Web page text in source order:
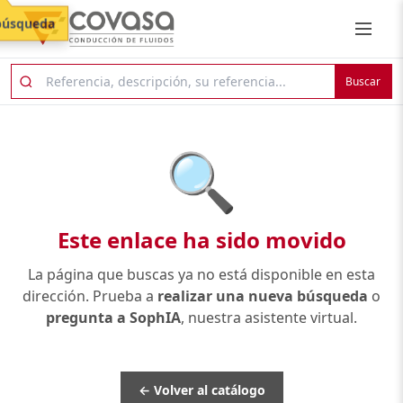
Buscar
🔍
Este enlace ha sido movido
La página que buscas ya no está disponible en esta
dirección. Prueba a realizar una nueva búsqueda o
pregunta a SophIA, nuestra asistente virtual.
← Volver al catálogo